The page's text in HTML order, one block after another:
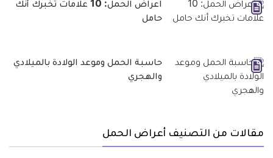
اعراض الحمل: 10 علامات تخبرك أنك
حامل
حاسبة الحمل وموعد الولادة بالميلادي
والهجري
مقالات من التصنيف أعراض الحمل